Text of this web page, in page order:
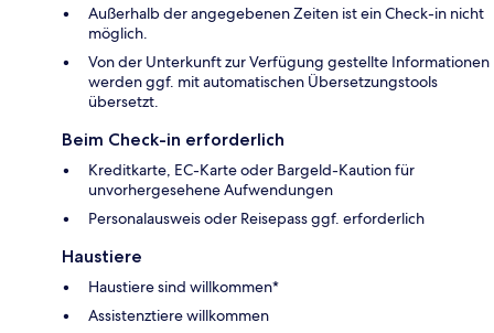
Außerhalb der angegebenen Zeiten ist ein Check-in nicht
möglich.
Von der Unterkunft zur Verfügung gestellte Informationen
werden ggf. mit automatischen Übersetzungstools
übersetzt.
Beim Check-in erforderlich
Kreditkarte, EC-Karte oder Bargeld-Kaution für
unvorhergesehene Aufwendungen
Personalausweis oder Reisepass ggf. erforderlich
Haustiere
Haustiere sind willkommen*
Assistenztiere willkommen